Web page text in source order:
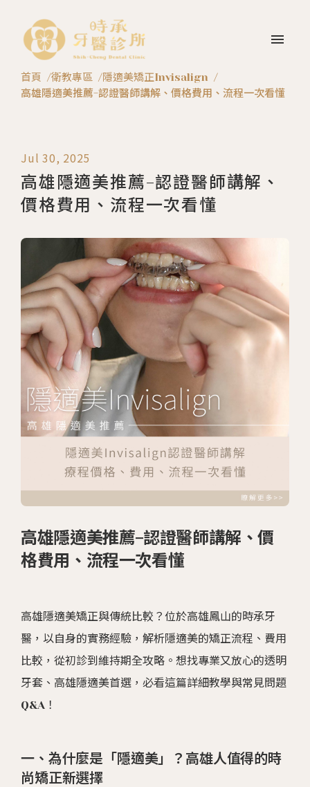
menu
首頁 衛教專區
隱適美矯正Invisalign
高雄隱適美推薦-認證醫師講解、價格費用、流程一次看懂
Jul 30, 2025
高雄隱適美推薦-認證醫師講解、
價格費用、流程一次看懂
高雄隱適美推薦-認證醫師講解、價
格費用、流程一次看懂
高雄隱適美矯正與傳統比較？位於高雄鳳山的時承牙
醫，以自身的實務經驗，解析隱適美的矯正流程、費用
比較，從初診到維持期全攻略。想找專業又放心的透明
牙套、高雄隱適美首選，必看這篇詳細教學與常見問題
Q&A！
一、為什麼是「隱適美」？高雄人值得的時
尚矯正新選擇